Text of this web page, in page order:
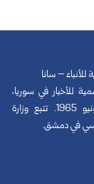
للأنباء – سانا
للأخبار في سوريا،
تأسست في 24 يونيو 1965. تتبع وزارة
في دمشق.